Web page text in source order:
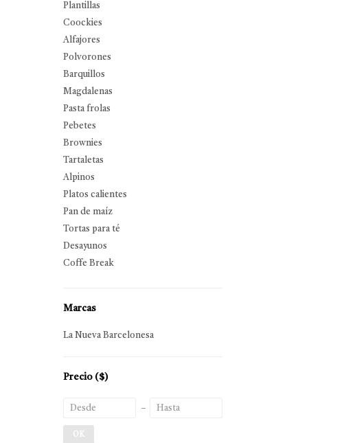
Plantillas
Coockies
Alfajores
Polvorones
Barquillos
Magdalenas
Pasta frolas
Pebetes
Brownies
Tartaletas
Alpinos
Platos calientes
Pan de maíz
Tortas para té
Desayunos
Coffe Break
Marcas
La Nueva Barcelonesa
Precio ($)
OK